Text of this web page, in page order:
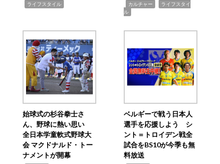
ライフスタイル カルチャー
ライフスタイ
ル
始球式の杉谷拳士さ
ん、野球に熱い思い
全日本学童軟式野球大
会 マクドナルド・トー
ナメントが開幕
ベルギーで戦う日本人
選手を応援しよう シ
ント＝トロイデン戦全
試合をBS10が今季も無
料放送